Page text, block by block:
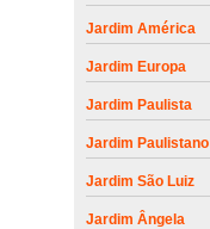
Jardim América
Jardim Europa
Jardim Paulista
Jardim Paulistano
Jardim São Luiz
Jardim Ângela